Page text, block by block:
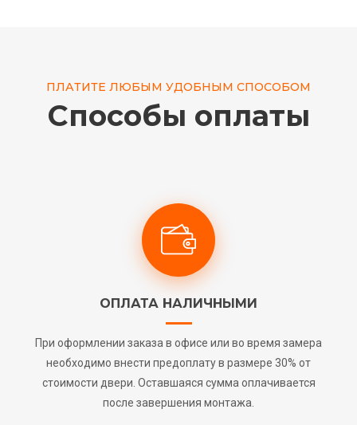
ПЛАТИТЕ ЛЮБЫМ УДОБНЫМ СПОСОБОМ
Способы оплаты
ОПЛАТА НАЛИЧНЫМИ
При оформлении заказа в офисе или во время замера
необходимо внести предоплату в размере 30% от
стоимости двери. Оставшаяся сумма оплачивается
после завершения монтажа.